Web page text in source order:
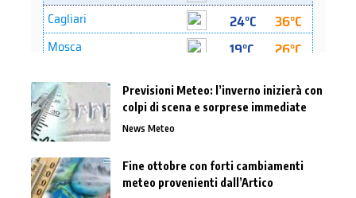
Previsioni Meteo: l’inverno inizierà con
colpi di scena e sorprese immediate
News Meteo
Fine ottobre con forti cambiamenti
meteo provenienti dall’Artico